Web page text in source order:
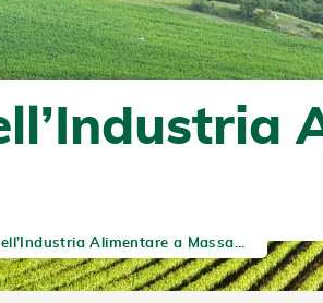
Alimentare a Massa...